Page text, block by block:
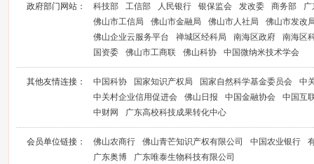
政府部门网站： 科技部 工信部 人民银行 银保监会 发改委 商务部
广
佛山市工信局
佛山市金融局 佛山市人社局
佛山市发改
佛山企业云服务平台
禅城区经科局 南海区政府
南海区
国资委
佛山市工商联 佛山科协 中国微纳米技术学会
其他友情连接： 中国科协 国家知识产权局 国家自然科学基金委员会
中
中关村企业信用促进会
佛山日报 中国金融协会
中国互
中财网
广东高校科技成果转化中心
会员单位链接： 佛山农商行 佛山青芒知识产权有限公司 中国农业银行
广东奥博
广东唯泰生物科技有限公司